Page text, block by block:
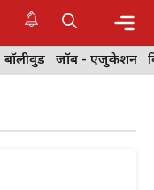
बॉलीवुड जॉब - एजुकेशन